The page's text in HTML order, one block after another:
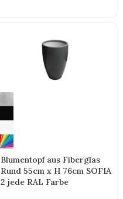
Blumentopf aus Fiberglas
Rund 55cm x H 76cm SOFIA
2 jede RAL Farbe